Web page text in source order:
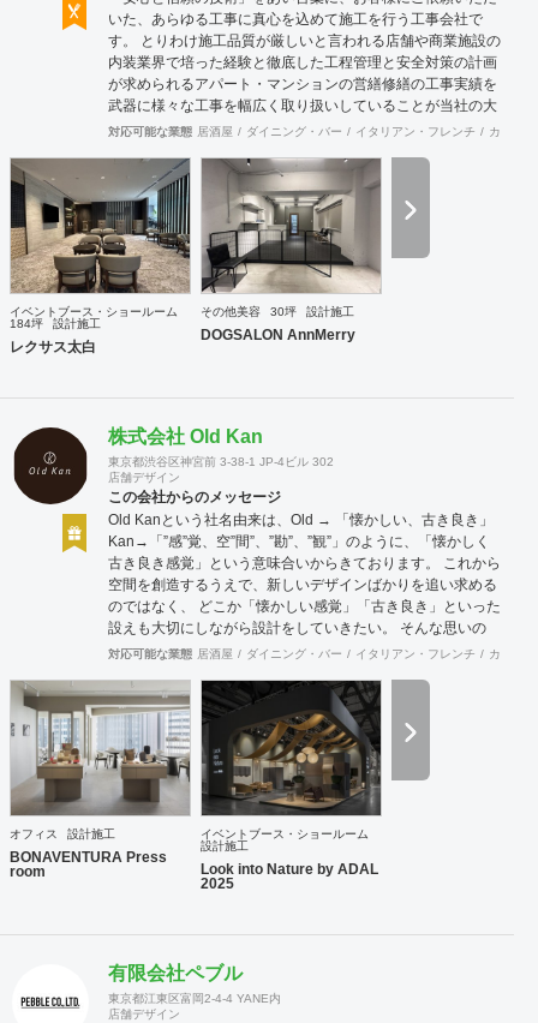
いた、あらゆる工事に真心を込めて施工を行う工事会社で
す。 とりわけ施工品質が厳しいと言われる店舗や商業施設の
内装業界で培った経験と徹底した工程管理と安全対策の計画
が求められるアパート・マンションの営繕修繕の工事実績を
武器に様々な工事を幅広く取り扱いしていることが当社の大
きな特徴です。
対応可能な業態 居酒屋 ダイニング・バー イタリアン・フレンチ カフェ
イベントブース・ショールーム
184坪
設計施工
レクサス太白
その他美容 30坪 設計施工
DOGSALON AnnMerry
株式会社 Old Kan
東京都渋谷区神宮前 3-38-1 JP-4ビル 302
店舗デザイン
この会社からのメッセージ
Old Kanという社名由来は、Old → 「懐かしい、古き良き」
Kan→「”感”覚、空”間”、”勘”、”観”」のように、「懐かしく
古き良き感覚」という意味合いからきております。 これから
空間を創造するうえで、新しいデザインばかりを追い求める
のではなく、 どこか「懐かしい感覚」「古き良き」といった
設えも大切にしながら設計をしていきたい。 そんな思いの
下、日々クライアント様、そしてその空間を使うお客様に幸
ます。 Old Kan 浦田 晶平 Shohei Urata https://old-kan.jp
Instagram：https://www.instagram.com/old_kan_/?hl=ja
shohei_urata@old-kan.jp 〒150-0001 東京都渋谷区神宮前
3-38-1 JP-4ビル 302
対応可能な業態 居酒屋 ダイニング・バー イタリアン・フレンチ カフェ
オフィス 設計施工
BONAVENTURA Press
room
イベントブース・ショールーム
設計施工
Look into Nature by ADAL
2025
有限会社ペブル
東京都江東区富岡2-4-4 YANE内
店舗デザイン